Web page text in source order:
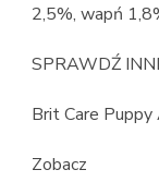
2,5%, wapń
SPRAWDŹ
Brit Care
Zobacz